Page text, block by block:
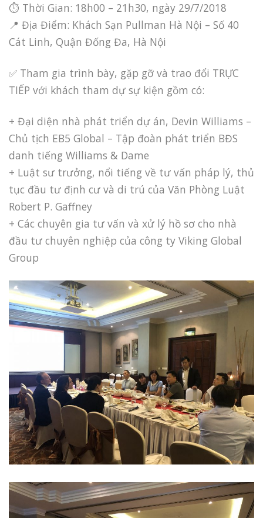
⏱ Thời Gian: 18h00 – 21h30, ngày 29/7/2018
📍 Địa Điểm: Khách Sạn Pullman Hà Nội – Số 40
Cát Linh, Quận Đống Đa, Hà Nội
✅ Tham gia trình bày, gặp gỡ và trao đổi TRỰC
TIẾP với khách tham dự sự kiện gồm có:
+ Đại diện nhà phát triển dự án, Devin Williams –
Chủ tịch EB5 Global – Tập đoàn phát triển BĐS
danh tiếng Williams & Dame
+ Luật sư trưởng, nổi tiếng về tư vấn pháp lý, thủ
tục đầu tư định cư và di trú của Văn Phòng Luật
Robert P. Gaffney
+ Các chuyên gia tư vấn và xử lý hồ sơ cho nhà
đầu tư chuyên nghiệp của công ty Viking Global
Group